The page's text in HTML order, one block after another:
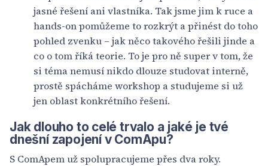
jasné řešení ani vlastníka. Tak jsme jim k ruce a
hands-on pomůžeme to rozkrýt a přinést do toho
pohled zvenku – jak něco takového řešili jinde a
co o tom říká teorie. To je pro ně super v tom, že
si téma nemusí nikdo dlouze studovat interně,
prostě spácháme workshop a studujeme si už
jen oblast konkrétního řešení.
Jak dlouho to celé trvalo a jaké je tvé
dnešní zapojení v ComApu?
S ComApem už spolupracujeme přes dva roky.